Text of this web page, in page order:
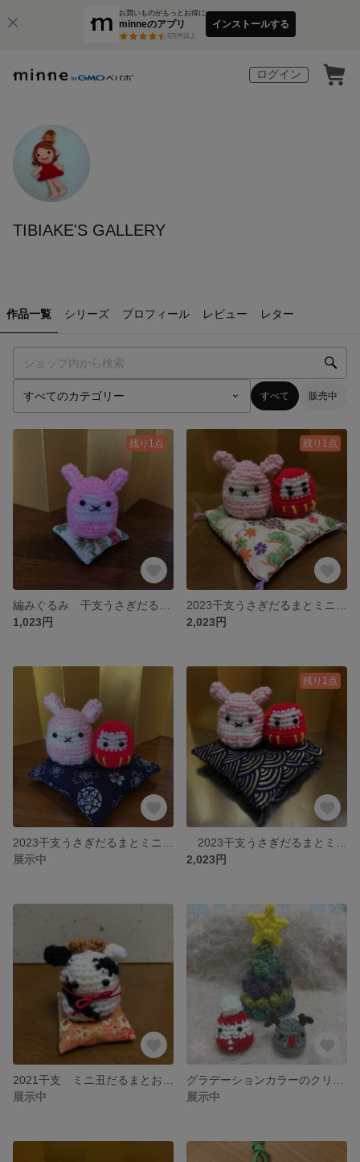
お買いものがもっとお得に
minneのアプリ
3万件以上
インストールする
ログイン
TIBIAKE'S GALLERY
作品一覧 シリーズ プロフィール レビュー レター
すべて 販売中
残り1点
1,023円
残り1点
2,023円
展示中
残り1点
2,023円
展示中
展示中